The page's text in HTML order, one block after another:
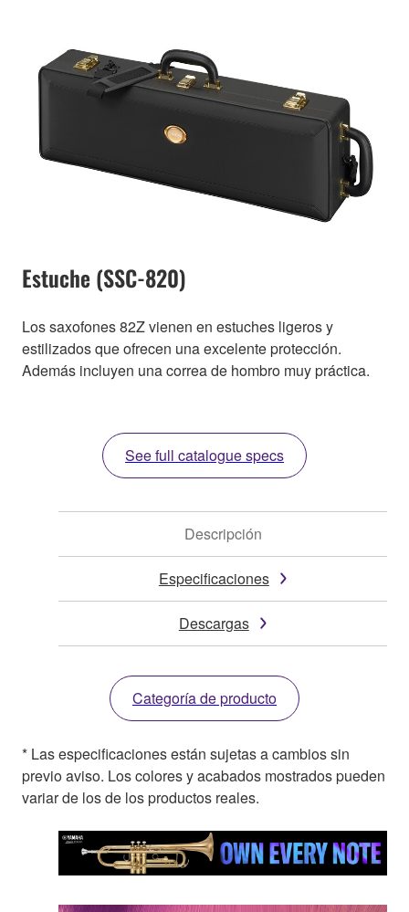
Estuche (SSC-820)
Los saxofones 82Z vienen en estuches ligeros y
estilizados que ofrecen una excelente protección.
Además incluyen una correa de hombro muy práctica.
See full catalogue specs
Descripción
Especificaciones
Descargas
Categoría de producto
* Las especificaciones están sujetas a cambios sin
previo aviso. Los colores y acabados mostrados pueden
variar de los de los productos reales.